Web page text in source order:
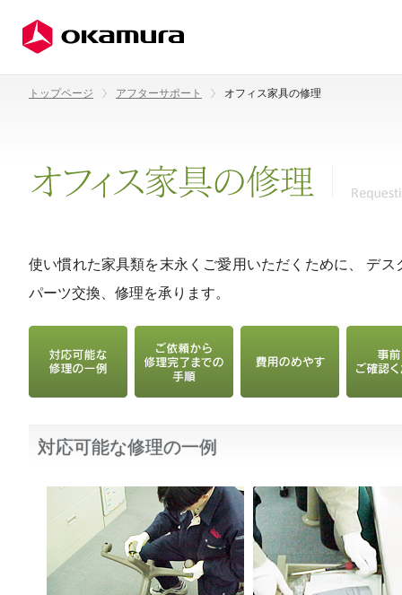
トップページ アフターサポート オフィス家具の修理
使い慣れた家具類を末永くご愛用いただくために、 デ
パーツ交換、修理を承ります。
対応可能な修理の一例